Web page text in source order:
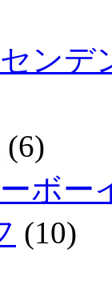
ンデ
(6)
ボー
(10)